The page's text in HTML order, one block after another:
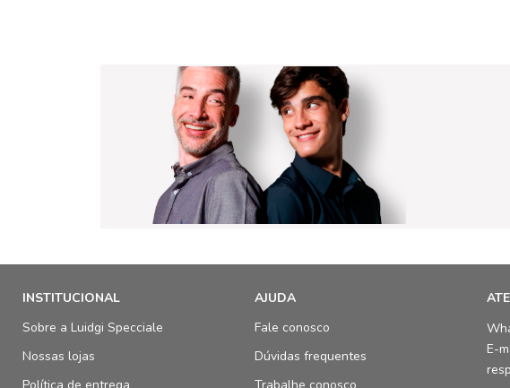
INSTITUCIONAL
Sobre a Luidgi Specciale
Nossas lojas
AJUDA
Fale conosco
Dúvidas frequentes
E-